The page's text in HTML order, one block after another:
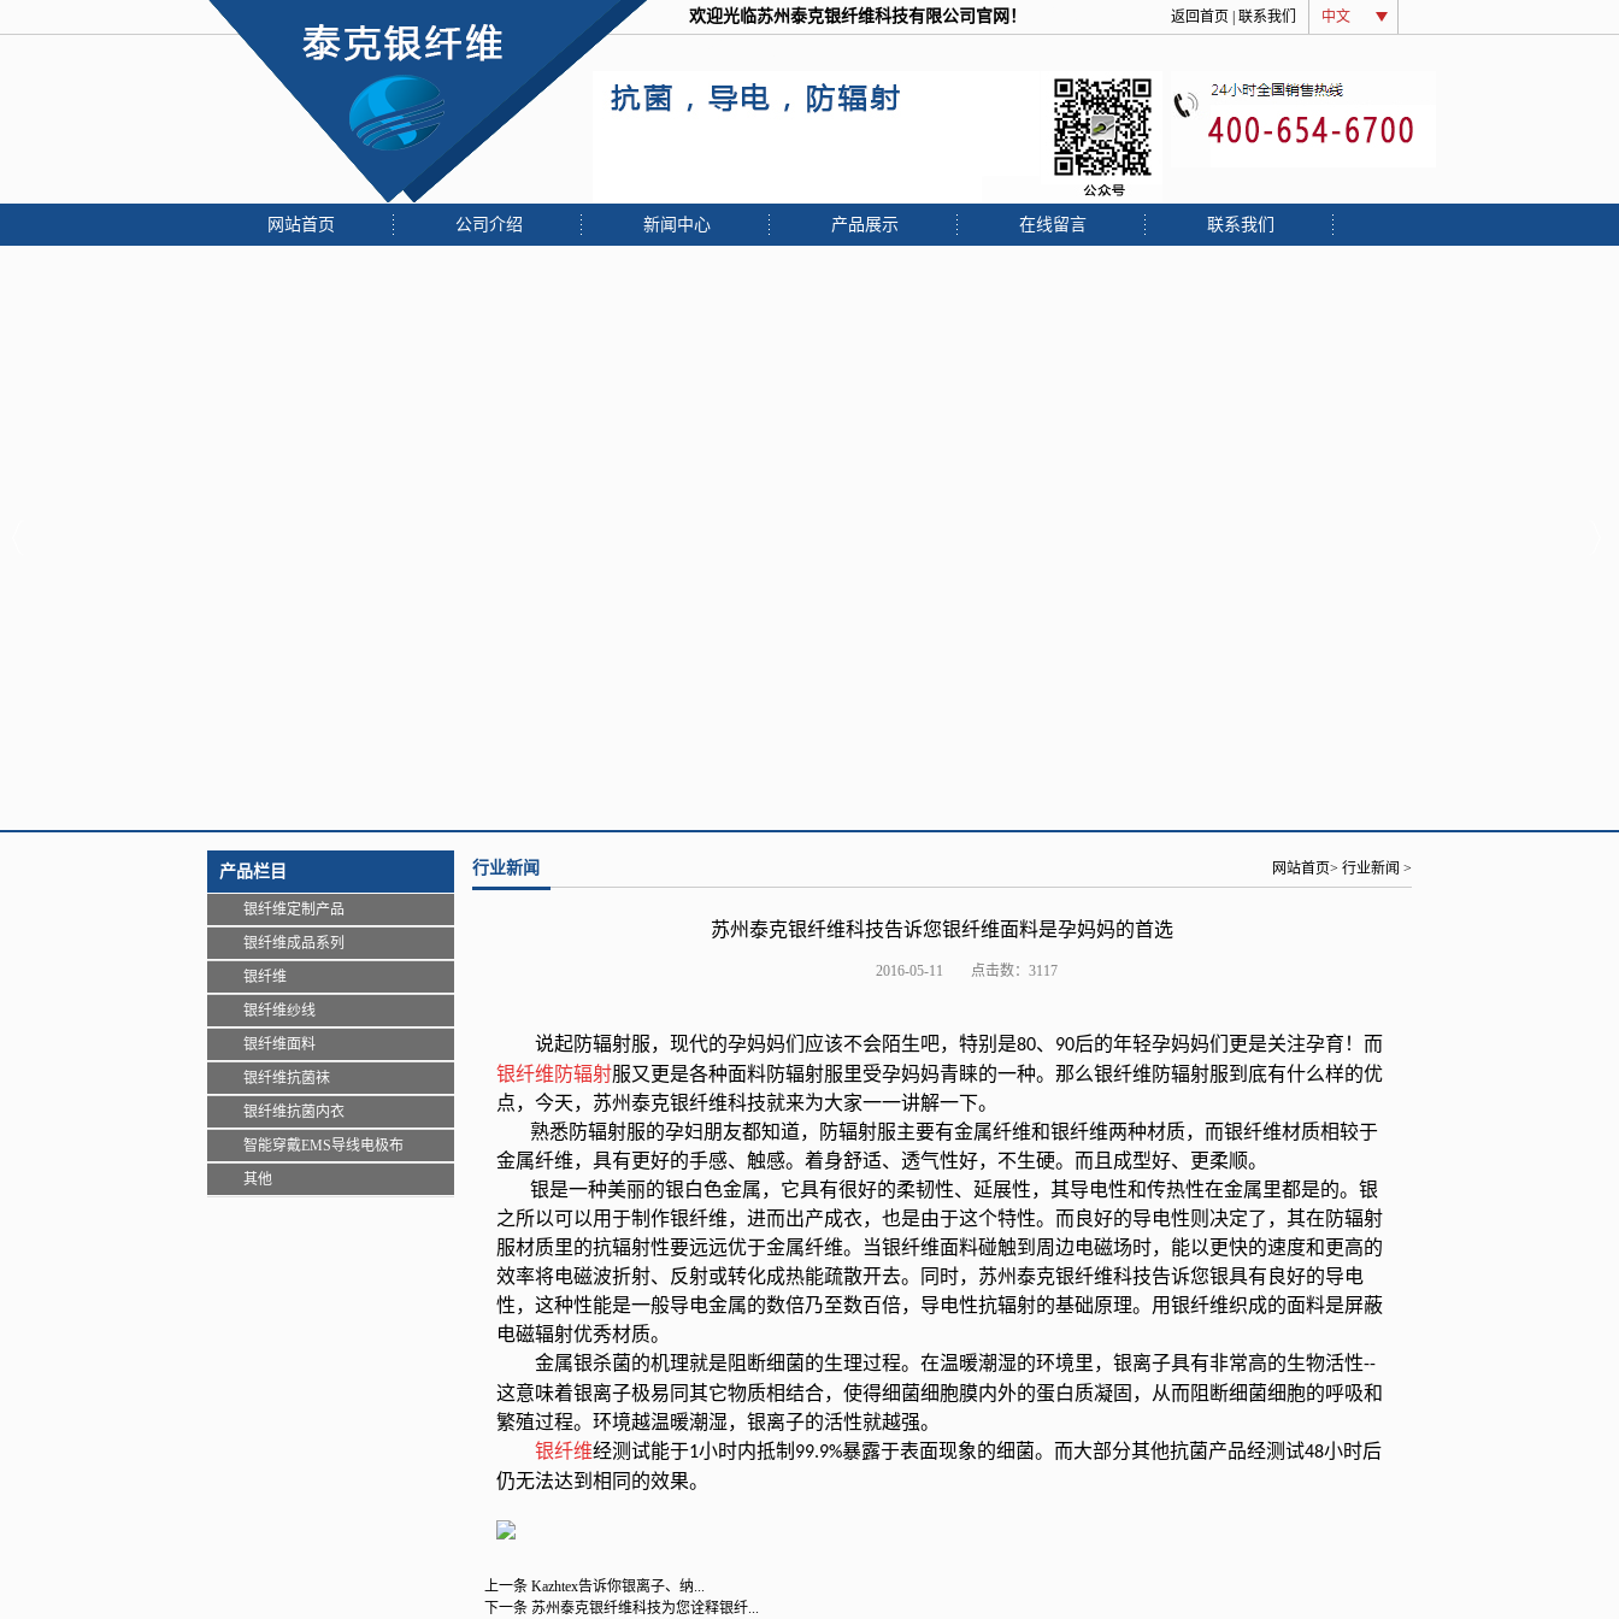
欢迎光临苏州泰克银纤维科技有限公司官网！ 返回首页 联系我们 中文
网站首页 公司介绍 新闻中心 产品展示 在线留言 联系我们
产品栏目
银纤维定制产品
银纤维成品系列
银纤维
银纤维纱线
银纤维面料
银纤维抗菌袜
银纤维抗菌内衣
智能穿戴EMS导线电极布
其他
行业新闻 网站首页> 行业新闻 >
苏州泰克银纤维科技告诉您银纤维面料是孕妈妈的首选
2016-05-11 点击数：3117
说起防辐射服，现代的孕妈妈们应该不会陌生吧，特别是80、 90后的年轻孕妈妈们更是关注孕育！而
银纤维防辐射服又更是各种面料防辐射服里受孕妈妈青睐的一种。那么银纤维防辐射服到底有什么样的优
点， 今天，苏州泰克银纤维科技就来为大家一一讲解一下。
熟悉防辐射服的孕妇朋友都知道，防辐射服主要有金属纤维和银纤维两种材质，而银纤维材质相较于
金属纤维，具有更好的手感、触感。着身舒适、透气性好，不生硬。而且成型好、更柔顺。
银是一种美丽的银白色金属，它具有很好的柔韧性、延展性，其导电性和传热性在金属里都是的。银
之所以可以用于制作银纤维，进而出产成衣，也是由于这个特性。而良好的导电性则决定了，其在防辐射
服材质里的抗辐射性要远远优于金属纤维。当银纤维面料碰触到周边电磁场时，能以更快的速度和更高的
效率将电磁波折射、反射或转化成热能疏散开去。同时，苏州泰克银纤维科技告诉您银具有良好的导电
性，这种性能是一般导电金属的数倍乃至数百倍，导电性抗辐射的基础原理。用银纤维织成的面料是屏蔽
电磁辐射优秀材质。
金属银杀菌的机理就是阻断细菌的生理过程。在温暖潮湿的环境里，银离子具有非常高的生物活性--
这意味着银离子极易同其它物质相结合，使得细菌细胞膜内外的蛋白质凝固，从而阻断细菌细胞的呼吸和
繁殖过程。环境越温暖潮湿，银离子的活性就越强。
银纤维经测试能于1小时内抵制 99.9%暴露于表面现象的细菌。而大部分其他抗菌产品经测试48小时后
仍无法达到相同的效果。
上一条 Kazhtex告诉你银离子、纳...
下一条 苏州泰克银纤维科技为您诠释银纤...